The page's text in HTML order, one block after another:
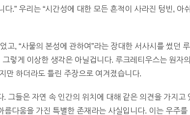
.” 우리는 “시간성에 대한 모든 흔적이 사라진 텅빈, 아
, “사물의 본성에 관하여”라는 장대한 서사시를 썼던
렇게 이상한 생각은 아닐겁니다. 루크레티우스는 원자
만 하더라도 틀린 주장으로 여겨졌습니다.
그들은 자연 속 인간의 위치에 대해 같은 의견을 가지고
다움을 가진 특별한 존재라는 사실입니다. 이는 우주